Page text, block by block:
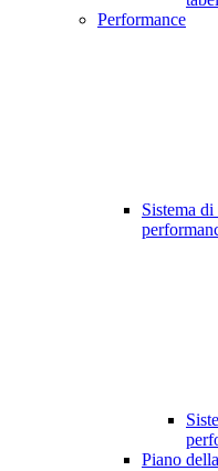
Performance
Sistema
Piano